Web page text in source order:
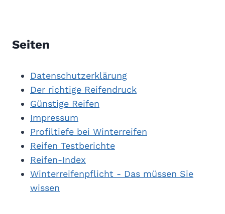
Seiten
Datenschutzerklärung
Der richtige Reifendruck
Günstige Reifen
Impressum
Profiltiefe bei Winterreifen
Reifen Testberichte
Reifen-Index
Winterreifenpflicht - Das müssen Sie
wissen